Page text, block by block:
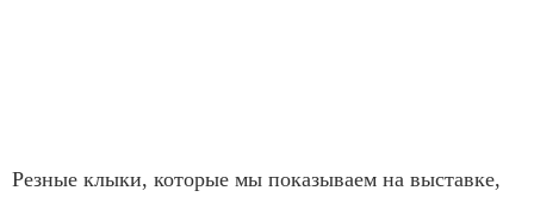
Резные клыки, которые мы показываем на выставке,